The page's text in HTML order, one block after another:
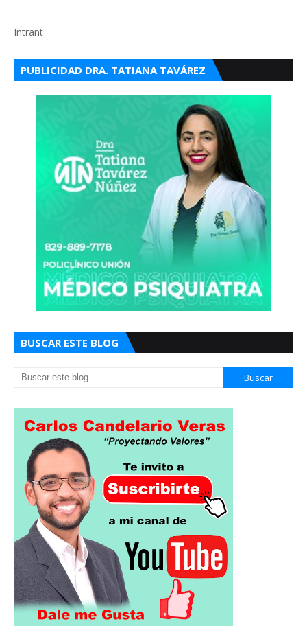
Intrant
PUBLICIDAD DRA. TATIANA TAVÁREZ
BUSCAR ESTE BLOG